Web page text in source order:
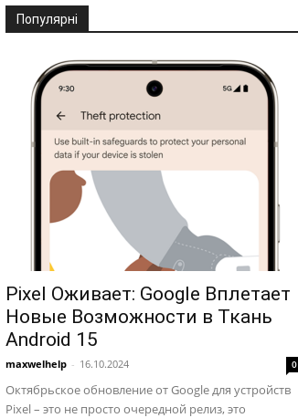
Популярні
Pixel Оживает: Google Вплетает
Новые Возможности в Ткань
Android 15
maxwelhelp - 16.10.2024 0
Октябрьское обновление от Google для устройств
Pixel – это не просто очередной релиз, это